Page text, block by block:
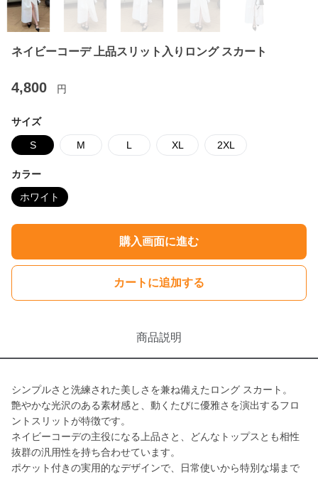
ネイビーコーデ 上品スリット入りロング スカート
4,800 円
サイズ
S M L XL 2XL
カラー
ホワイト
購入画面に進む
カートに追加する
商品説明
シンプルさと洗練された美しさを兼ね備えたロング スカート。
艶やかな光沢のある素材感と、動くたびに優雅さを演出するフロ
ントスリットが特徴です。
ネイビーコーデの主役になる上品さと、どんなトップスとも相性
抜群の汎用性を持ち合わせています。
ポケット付きの実用的なデザインで、日常使いから特別な場まで